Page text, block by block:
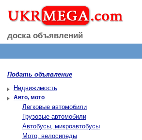
доска объявлений
Подать объявление
Недвижимость
Авто, мото
Легковые автомобили
Грузовые автомобили
Автобусы, микроавтобусы
Мото, велосипеды